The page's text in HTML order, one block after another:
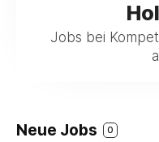
Jobs bei
Neue Jobs 0